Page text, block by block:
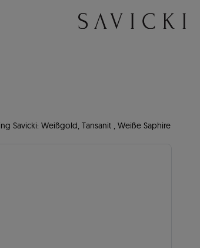
Savicki: Weißgold, Tansanit , Weiße Saphire